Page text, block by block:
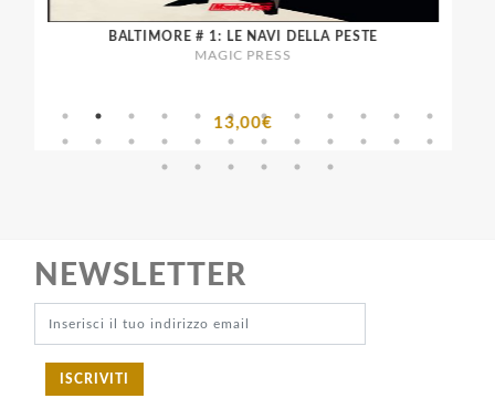
BALTIMORE # 1: LE NAVI DELLA PESTE
MAGIC PRESS
13,00€
NEWSLETTER
ISCRIVITI